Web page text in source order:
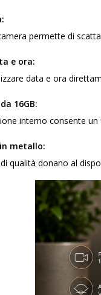
permette di
e ora:
data e ora
16GB:
interno consente
metallo:
qualità donano al